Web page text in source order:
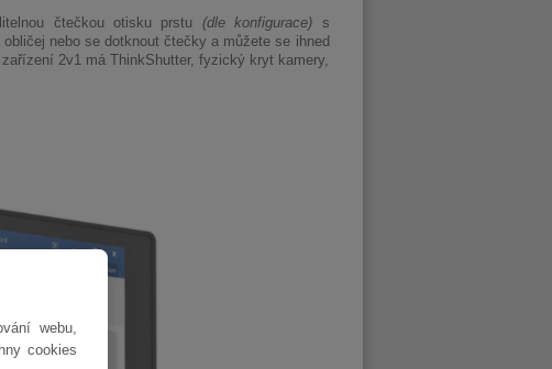
webu,
cookies
čtečkou otisku prstu (dle konfigurace) s
nebo se dotknout čtečky a můžete se ihned
2v1 má ThinkShutter, fyzický kryt kamery,